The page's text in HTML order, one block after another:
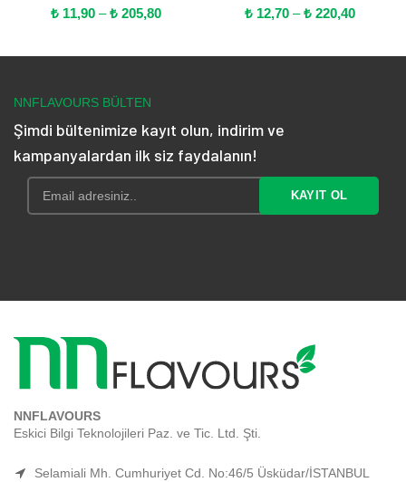
₺ 11,90 –₺ 205,80Fiyat
₺ 12,70 –₺ 220,40Fiyat
NNFLAVOURS BÜLTEN
Şimdi bültenimize kayıt olun, indirim ve
kampanyalardan ilk siz faydalanın!
NNFLAVOURS
Eskici Bilgi Teknolojileri Paz. ve Tic. Ltd. Şti.
Selamiali Mh. Cumhuriyet Cd. No:46/5 Üsküdar/İSTANBUL